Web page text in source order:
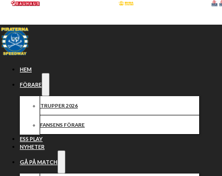
Hoppa till huvudinnehåll
HEM
FÖRARE
TRUPPER 2026
FANSENS FÖRARE
ESS PLAY
NYHETER
GÅ PÅ MATCH